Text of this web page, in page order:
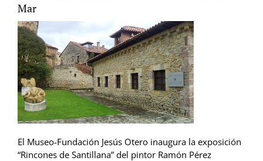
Mar
El Museo-Fundación Jesús Otero inaugura la exposición
“Rincones de Santillana” del pintor Ramón Pérez